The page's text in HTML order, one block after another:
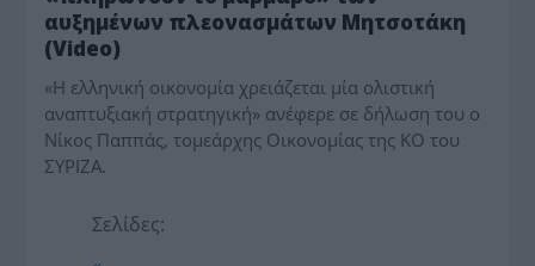
αυξημένων πλεονασμάτων Μητσοτάκη
(Video)
«H ελληνική οικονομία χρειάζεται μία ολιστική
αναπτυξιακή στρατηγική» ανέφερε σε δήλωση του ο
Νίκος Παππάς, τομεάρχης Οικονομίας της ΚΟ του
ΣΥΡΙΖΑ.
Σελίδες: